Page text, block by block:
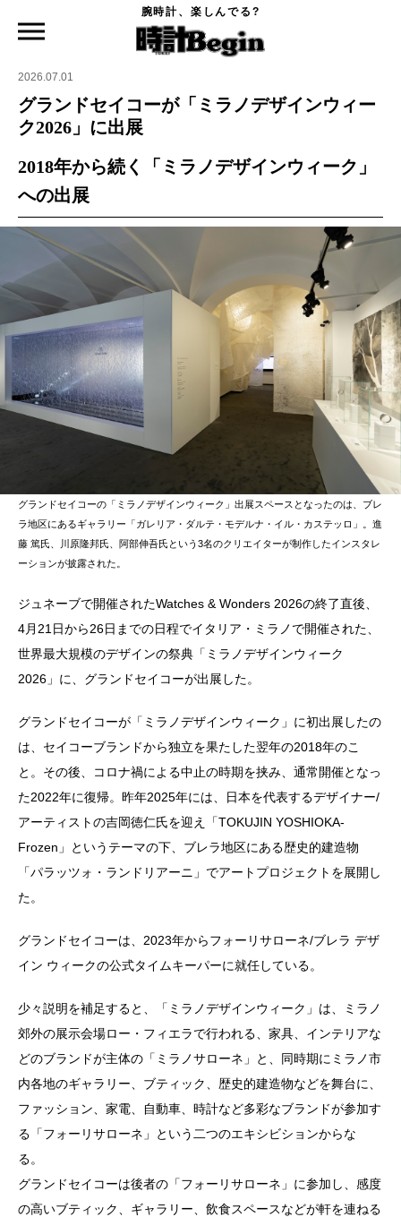
腕時計、楽しんでる?
グランドセイコーが「ミラノデザインウィーク2026」に出展
2026.07.01
グランドセイコーが「ミラノデザインウィー
ク2026」に出展
2018年から続く「ミラノデザインウィーク」
への出展
グランドセイコーの「ミラノデザインウィーク」出展スペースとなったのは、ブレ
ラ地区にあるギャラリー「ガレリア・ダルテ・モデルナ・イル・カステッロ」。進
藤 篤氏、川原隆邦氏、阿部伸吾氏という3名のクリエイターが制作したインスタレ
ーションが披露された。
ジュネーブで開催されたWatches & Wonders 2026の終了直後、
4月21日から26日までの日程でイタリア・ミラノで開催された、
世界最大規模のデザインの祭典「ミラノデザインウィーク
2026」に、グランドセイコーが出展した。
グランドセイコーが「ミラノデザインウィーク」に初出展したの
は、セイコーブランドから独立を果たした翌年の2018年のこ
と。その後、コロナ禍による中止の時期を挟み、通常開催となっ
た2022年に復帰。昨年2025年には、日本を代表するデザイナー/
アーティストの吉岡徳仁氏を迎え「TOKUJIN YOSHIOKA-
Frozen」というテーマの下、ブレラ地区にある歴史的建造物
「パラッツォ・ランドリアーニ」でアートプロジェクトを展開し
た。
グランドセイコーは、2023年からフォーリサローネ/ブレラ デザ
イン ウィークの公式タイムキーパーに就任している。
少々説明を補足すると、「ミラノデザインウィーク」は、ミラノ
郊外の展示会場ロー・フィエラで行われる、家具、インテリアな
どのブランドが主体の「ミラノサローネ」と、同時期にミラノ市
内各地のギャラリー、ブティック、歴史的建造物などを舞台に、
ファッション、家電、自動車、時計など多彩なブランドが参加す
る「フォーリサローネ」という二つのエキシビションからな
る。
グランドセイコーは後者の「フォーリサローネ」に参加し、感度
の高いブティック、ギャラリー、飲食スペースなどが軒を連ねる